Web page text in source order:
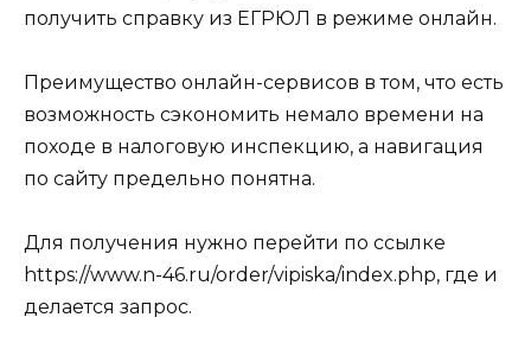
получить справку из ЕГРЮЛ в режиме онлайн.
Преимущество онлайн-сервисов в том, что есть
возможность сэкономить немало времени на
походе в налоговую инспекцию, а навигация
по сайту предельно понятна.
Для получения нужно перейти по ссылке
https://www.n-46.ru/order/vipiska/index.php, где и
делается запрос.